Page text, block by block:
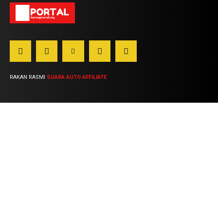
RAKAN RASMI SUARA AUTO AFFILIATE